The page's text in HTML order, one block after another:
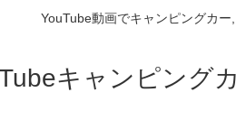
YouTube動画でキャンピングカ
キャンピング